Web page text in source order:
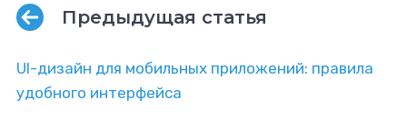
Предыдущая статья
UI-дизайн для мобильных приложений: правила
удобного интерфейса